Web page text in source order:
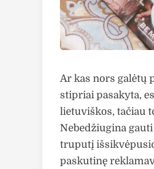
Ar kas nors galėtų
stipriai pasakyta,
lietuviškos, tačiau
Nebedžiugina
truputį
paskutinę